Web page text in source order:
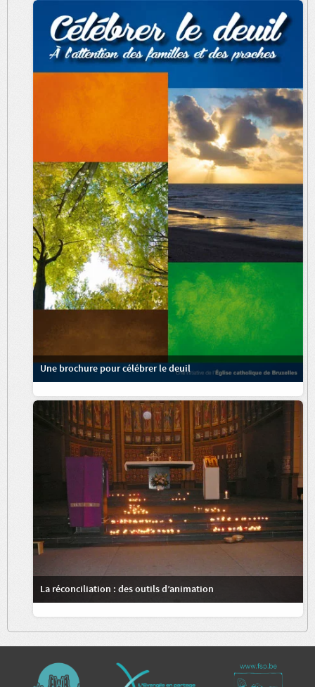
Une brochure pour célébrer le deuil
La réconciliation : des outils d’animation